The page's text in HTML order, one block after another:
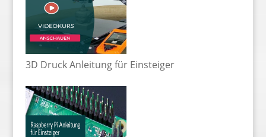
3D Druck Anleitung für Einsteiger